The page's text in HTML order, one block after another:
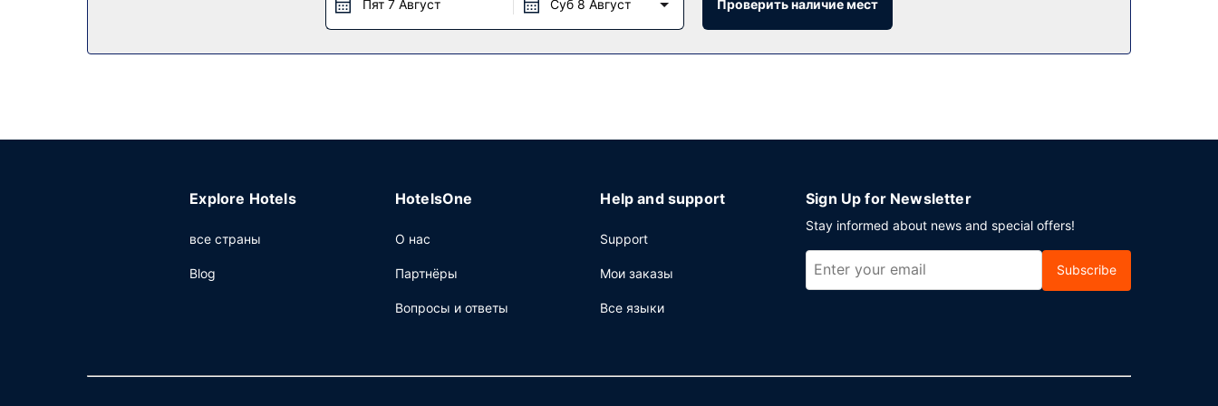
Когда вы проголодаетесь, зайдите в буфет/продуктовый магазин, обслуживающий гостей Hampton Inn Evansville/Airport. Предлагается бесплатный завтрак
(шведский стол): по будним дням с 6:00 до 9:00, по выходным дням с 7:00 до 10:00.
Пят 7 Август Суб 8 Август Проверить наличие мест
Explore Hotels
все страны
Blog
HotelsOne
О нас
Партнёры
Вопросы и ответы
Help and support
Support
Мои заказы
Все языки
Sign Up for Newsletter
Stay informed about news and special offers!
Subscribe